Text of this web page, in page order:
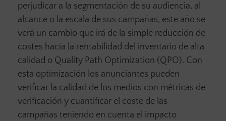
perjudicar a la segmentación de su audiencia, al
alcance o la escala de sus campañas, este año se
verá un cambio que irá de la simple reducción de
costes hacia la rentabilidad del inventario de alta
calidad o Quality Path Optimization (QPO). Con
esta optimización los anunciantes pueden
verificar la calidad de los medios con métricas de
verificación y cuantificar el coste de las
campañas teniendo en cuenta el impacto